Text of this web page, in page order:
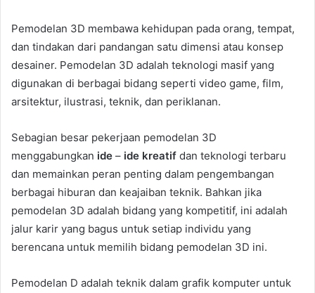
Pemodelan 3D membawa kehidupan pada orang, tempat,
dan tindakan dari pandangan satu dimensi atau konsep
desainer. Pemodelan 3D adalah teknologi masif yang
digunakan di berbagai bidang seperti video game, film,
arsitektur, ilustrasi, teknik, dan periklanan.
Sebagian besar pekerjaan pemodelan 3D
menggabungkan ide – ide kreatif dan teknologi terbaru
dan memainkan peran penting dalam pengembangan
berbagai hiburan dan keajaiban teknik. Bahkan jika
pemodelan 3D adalah bidang yang kompetitif, ini adalah
jalur karir yang bagus untuk setiap individu yang
berencana untuk memilih bidang pemodelan 3D ini.
Pemodelan D adalah teknik dalam grafik komputer untuk